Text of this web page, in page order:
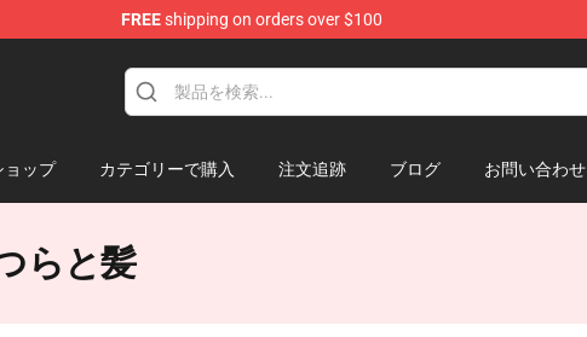
FREEshipping on orders over $100
ョップ カテゴリーで購入 注文追跡 ブログ お問い合わせ
らと髪